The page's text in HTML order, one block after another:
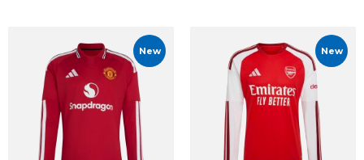
New New